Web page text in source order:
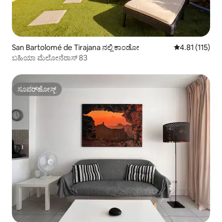
San Bartolomé de Tirajana ನಲ್ಲಿ ಕಾಂಡೋ 5 ರಲ್ಲಿ 4.81
4.81 (115)
ಬಹಿಯಾ ಮೆಲೋನೆರಾಸ್ 83
ಸೂಪರ್‌ಹೋಸ್ಟ್
ಸೂಪರ್‌ಹೋಸ್ಟ್